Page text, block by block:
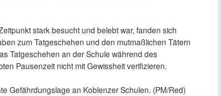
stark besucht und belebt war, fanden sich
zum Tatgeschehen und den mutmaßlichen Tätern
Tatgeschehen an der Schule während des
Pausenzeit nicht mit Gewissheit verifizieren.
Gefährdungslage an Koblenzer Schulen. (PM/Red)